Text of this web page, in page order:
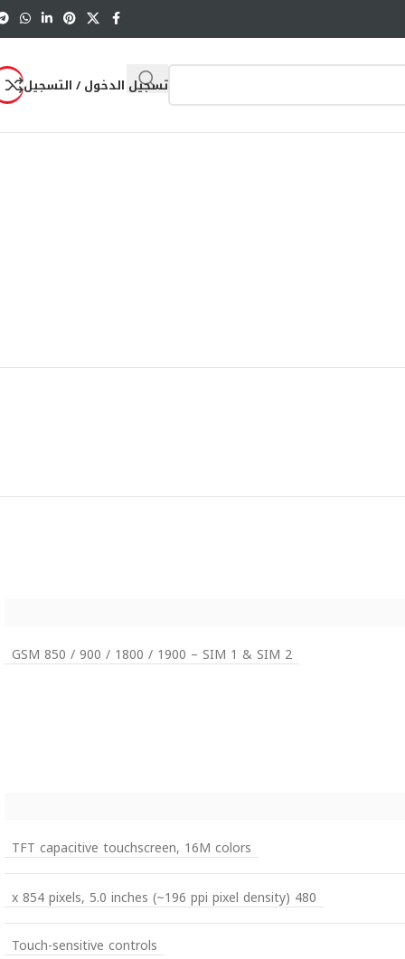
تسجيل الدخول / التسجيل
GSM 850 / 900 / 1800 / 1900 – SIM 1 & SIM 2
TFT capacitive touchscreen, 16M colors
480 x 854 pixels, 5.0 inches (~196 ppi pixel density)
Touch-sensitive controls